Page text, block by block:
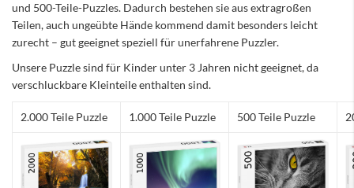
und 500-Teile-Puzzles. Dadurch bestehen sie aus extragroßen
Teilen, auch ungeübte Hände kommend damit besonders leicht
zurecht – gut geeignet speziell für unerfahrene Puzzler.
Unsere Puzzle sind für Kinder unter 3 Jahren nicht geeignet, da
verschluckbare Kleinteile enthalten sind.
2.000 Teile Puzzle 1.000 Teile Puzzle 500 Teile Puzzle